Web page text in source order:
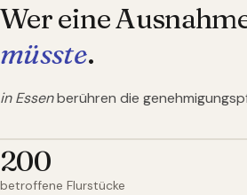
Wer eine
müsste.
in Essenberühren die
200
betroffene Flurstücke